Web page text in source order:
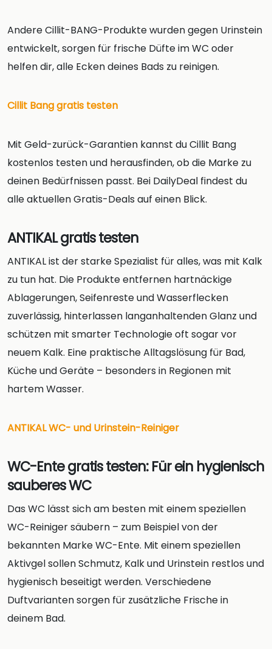
Andere Cillit-BANG-Produkte wurden gegen Urinstein
entwickelt, sorgen für frische Düfte im WC oder
helfen dir, alle Ecken deines Bads zu reinigen.
Cillit Bang gratis testen
Mit Geld-zurück-Garantien kannst du Cillit Bang
kostenlos testen und herausfinden, ob die Marke zu
deinen Bedürfnissen passt. Bei DailyDeal findest du
alle aktuellen Gratis-Deals auf einen Blick.
ANTIKAL gratis testen
ANTIKAL ist der starke Spezialist für alles, was mit Kalk
zu tun hat. Die Produkte entfernen hartnäckige
Ablagerungen, Seifenreste und Wasserflecken
zuverlässig, hinterlassen langanhaltenden Glanz und
schützen mit smarter Technologie oft sogar vor
neuem Kalk. Eine praktische Alltagslösung für Bad,
Küche und Geräte – besonders in Regionen mit
hartem Wasser.
ANTIKAL WC- und Urinstein-Reiniger
WC-Ente gratis testen: Für ein hygienisch
sauberes WC
Das WC lässt sich am besten mit einem speziellen
WC-Reiniger säubern – zum Beispiel von der
bekannten Marke WC-Ente. Mit einem speziellen
Aktivgel sollen Schmutz, Kalk und Urinstein restlos und
hygienisch beseitigt werden. Verschiedene
Duftvarianten sorgen für zusätzliche Frische in
deinem Bad.